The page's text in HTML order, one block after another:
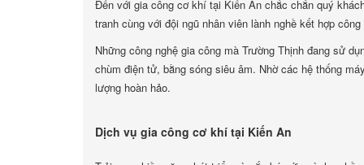
Đến với gia công cơ khí tại Kiến An chắc chắn quý
tranh cùng với đội ngũ nhân viên lành nghề kết hợp
Những công nghệ gia công mà Trường Thịnh đang sử
chùm điện tử, bằng sóng siêu âm. Nhờ các hệ thống
lượng hoàn hảo.
Dịch vụ gia công cơ khí tại Kiến An